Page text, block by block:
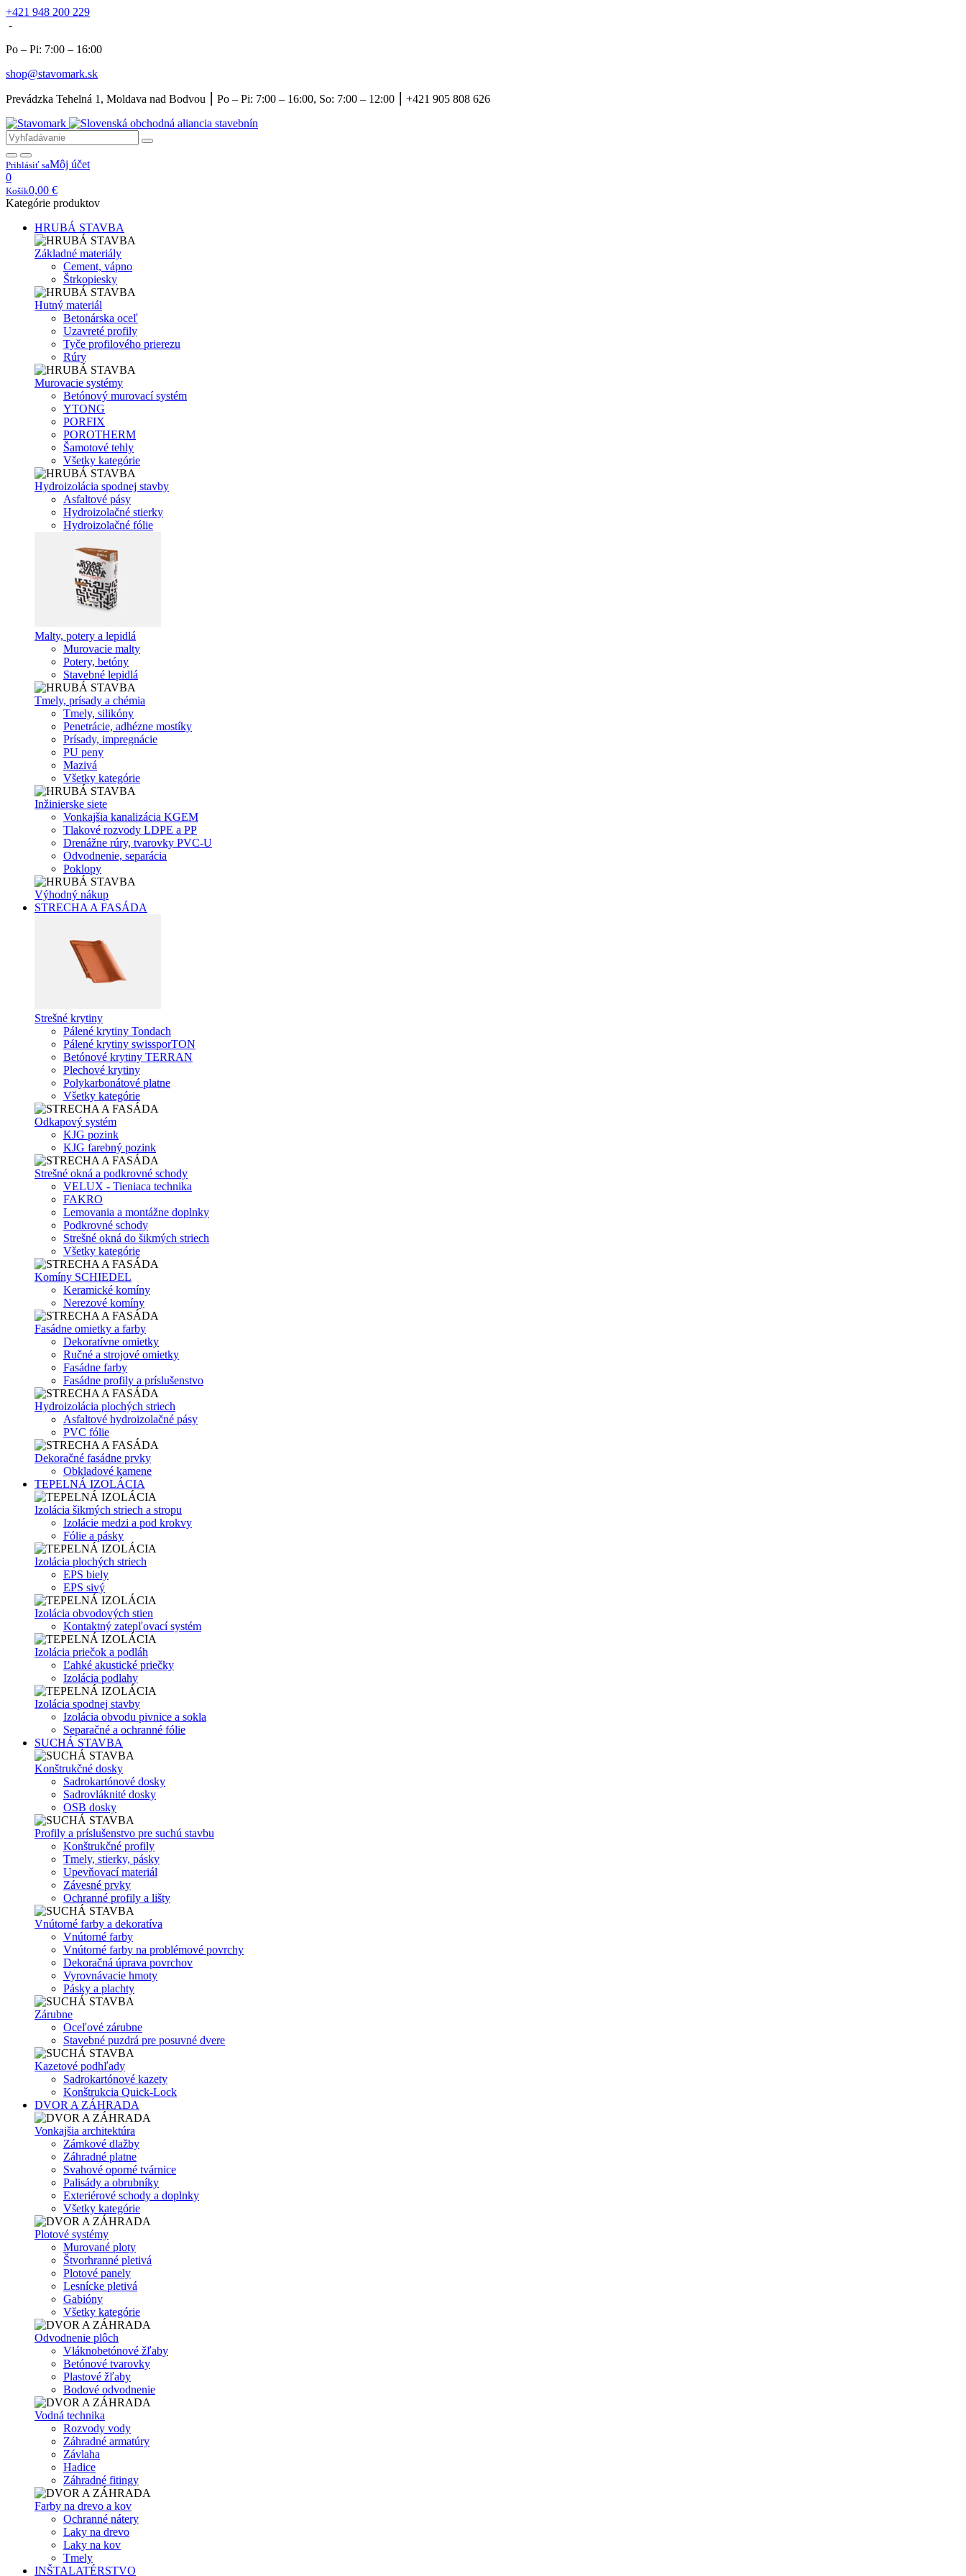
+421 948 200 229
-
Po – Pi: 7:00 – 16:00
shop@stavomark.sk
Prevádzka Tehelná 1, Moldava nad Bodvou ⎮ Po – Pi: 7:00 – 16:00, So: 7:00 – 12:00 ⎮ +421 905 808 626
Prihlásiť saMôj účet
0
Košík0,00 €
Kategórie produktov
HRUBÁ STAVBA
Základné materiály
Cement, vápno
Štrkopiesky
Hutný materiál
Betonárska oceľ
Uzavreté profily
Tyče profilového prierezu
Rúry
Murovacie systémy
Betónový murovací systém
YTONG
PORFIX
POROTHERM
Šamotové tehly
Všetky kategórie
Hydroizolácia spodnej stavby
Asfaltové pásy
Hydroizolačné stierky
Hydroizolačné fólie
Malty, potery a lepidlá
Murovacie malty
Potery, betóny
Stavebné lepidlá
Tmely, prísady a chémia
Tmely, silikóny
Penetrácie, adhézne mostíky
Prísady, impregnácie
PU peny
Mazivá
Všetky kategórie
Inžinierske siete
Vonkajšia kanalizácia KGEM
Tlakové rozvody LDPE a PP
Drenážne rúry, tvarovky PVC-U
Odvodnenie, separácia
Poklopy
Výhodný nákup
STRECHA A FASÁDA
Strešné krytiny
Pálené krytiny Tondach
Pálené krytiny swissporTON
Betónové krytiny TERRAN
Plechové krytiny
Polykarbonátové platne
Všetky kategórie
Odkapový systém
KJG pozink
KJG farebný pozink
Strešné okná a podkrovné schody
VELUX - Tieniaca technika
FAKRO
Lemovania a montážne doplnky
Podkrovné schody
Strešné okná do šikmých striech
Všetky kategórie
Komíny SCHIEDEL
Keramické komíny
Nerezové komíny
Fasádne omietky a farby
Dekoratívne omietky
Ručné a strojové omietky
Fasádne farby
Fasádne profily a príslušenstvo
Hydroizolácia plochých striech
Asfaltové hydroizolačné pásy
PVC fólie
Dekoračné fasádne prvky
Obkladové kamene
TEPELNÁ IZOLÁCIA
Izolácia šikmých striech a stropu
Izolácie medzi a pod krokvy
Fólie a pásky
Izolácia plochých striech
EPS biely
EPS sivý
Izolácia obvodových stien
Kontaktný zatepľovací systém
Izolácia priečok a podláh
Ľahké akustické priečky
Izolácia podlahy
Izolácia spodnej stavby
Izolácia obvodu pivnice a sokla
Separačné a ochranné fólie
SUCHÁ STAVBA
Konštrukčné dosky
Sadrokartónové dosky
Sadrovláknité dosky
OSB dosky
Profily a príslušenstvo pre suchú stavbu
Konštrukčné profily
Tmely, stierky, pásky
Upevňovací materiál
Závesné prvky
Ochranné profily a lišty
Vnútorné farby a dekoratíva
Vnútorné farby
Vnútorné farby na problémové povrchy
Dekoračná úprava povrchov
Vyrovnávacie hmoty
Pásky a plachty
Zárubne
Oceľové zárubne
Stavebné puzdrá pre posuvné dvere
Kazetové podhľady
Sadrokartónové kazety
Konštrukcia Quick-Lock
DVOR A ZÁHRADA
Vonkajšia architektúra
Zámkové dlažby
Záhradné platne
Svahové oporné tvárnice
Palisády a obrubníky
Exteriérové schody a doplnky
Všetky kategórie
Plotové systémy
Murované ploty
Štvorhranné pletivá
Plotové panely
Lesnícke pletivá
Gabióny
Všetky kategórie
Odvodnenie plôch
Vláknobetónové žľaby
Betónové tvarovky
Plastové žľaby
Bodové odvodnenie
Vodná technika
Rozvody vody
Záhradné armatúry
Závlaha
Hadice
Záhradné fitingy
Farby na drevo a kov
Ochranné nátery
Laky na drevo
Laky na kov
Tmely
INŠTALATÉRSTVO